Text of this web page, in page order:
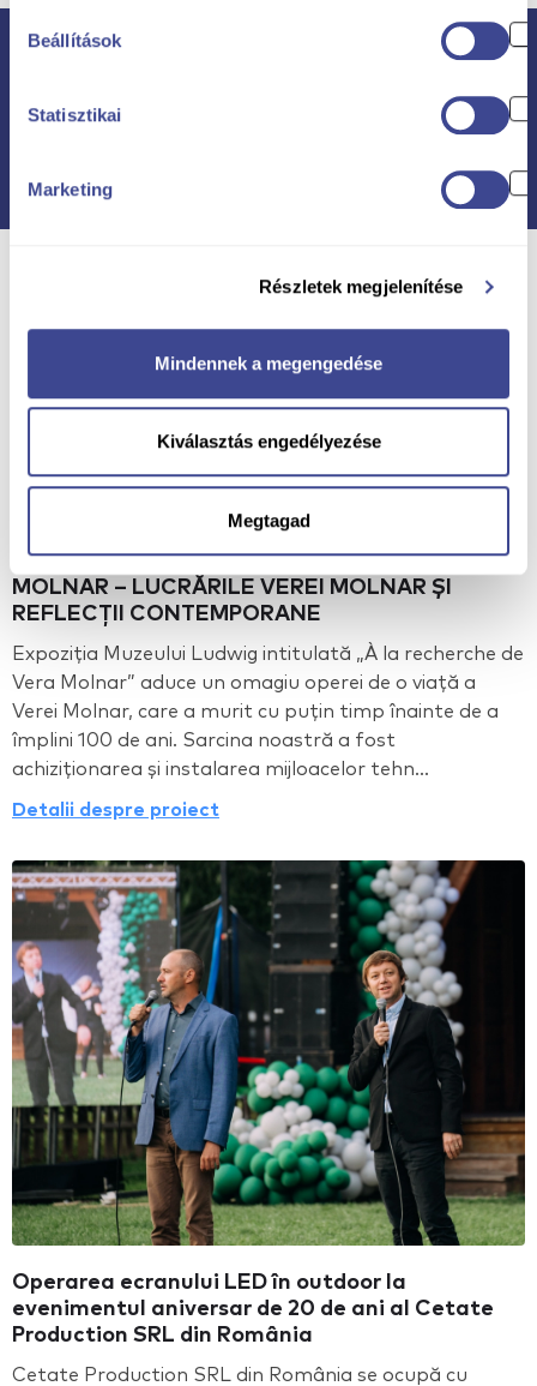
Beállítások
Statisztikai
Marketing
Részletek megjelenítése
Mindennek a megengedése
Kiválasztás engedélyezése
Megtagad
Tehnică vizuală | À LA RECHERCHE DE VERA
MOLNAR – LUCRĂRILE VEREI MOLNAR ȘI
REFLECȚII CONTEMPORANE
Expoziția Muzeului Ludwig intitulată „À la recherche de
Vera Molnar” aduce un omagiu operei de o viață a
Verei Molnar, care a murit cu puțin timp înainte de a
împlini 100 de ani. Sarcina noastră a fost
achiziționarea și instalarea mijloacelor tehn...
Detalii despre proiect
Operarea ecranului LED în outdoor la
evenimentul aniversar de 20 de ani al Cetate
Production SRL din România
Cetate Production SRL din România se ocupă cu